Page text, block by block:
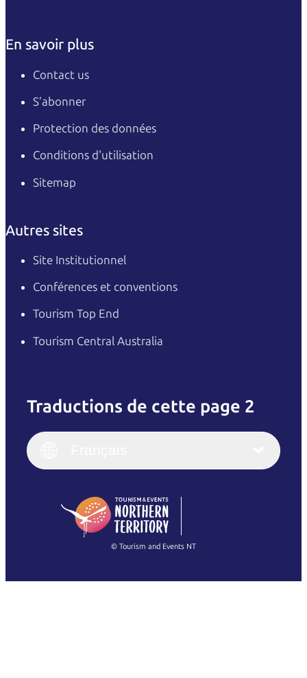
En savoir plus
Contact us
S’abonner
Protection des données
Conditions d'utilisation
Sitemap
Autres sites
Site Institutionnel
Conférences et conventions
Tourism Top End
Tourism Central Australia
Traductions de cette page 2
English
(Singapore)
Français
Italiano
繁體中文
© Tourism and Events NT